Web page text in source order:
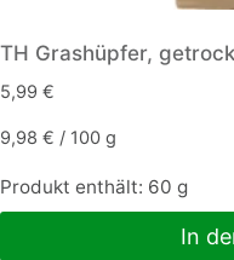
TH Grashüpfer,
5,99 €
9,98 € / 100 g
Produkt enthält: 60 g
In